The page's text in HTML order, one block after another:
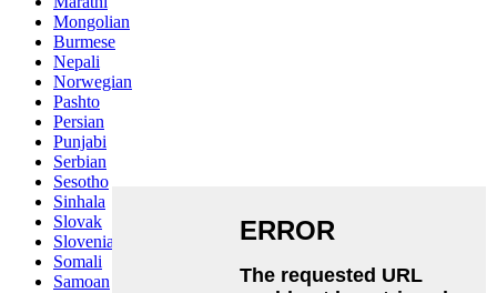
Mongolian
Burmese
Nepali
Norwegian
Pashto
Persian
Punjabi
Serbian
Sesotho
Sinhala
Slovak
Slovenian
Somali
Samoan